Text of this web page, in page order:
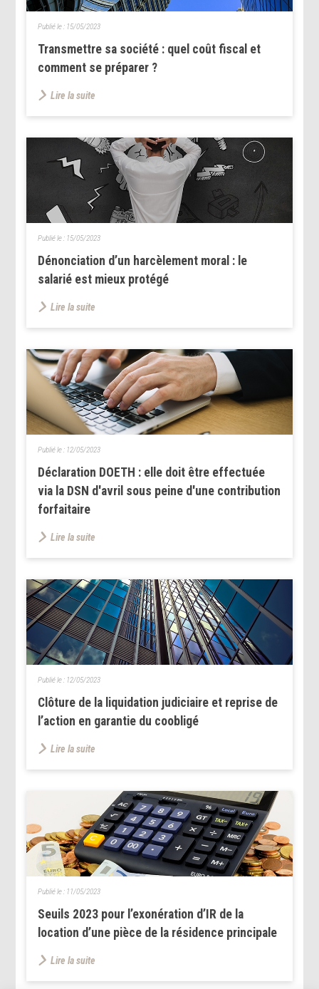
Transmettre sa société : quel coût fiscal et
comment se préparer ?
Publié le : 15/05/2023
Lire la suite
Dénonciation d’un harcèlement moral : le
salarié est mieux protégé
Publié le : 15/05/2023
Lire la suite
Déclaration DOETH : elle doit être effectuée
via la DSN d'avril sous peine d'une contribution
forfaitaire
Publié le : 12/05/2023
Lire la suite
Clôture de la liquidation judiciaire et reprise de
l’action en garantie du coobligé
Publié le : 12/05/2023
Lire la suite
Seuils 2023 pour l’exonération d’IR de la
location d’une pièce de la résidence principale
Publié le : 11/05/2023
Lire la suite